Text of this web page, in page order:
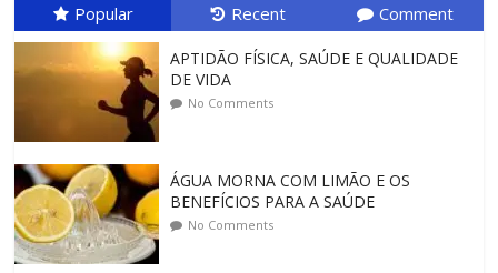
Popular Recent Comment
APTIDÃO FÍSICA, SAÚDE E QUALIDADE
DE VIDA
No Comments
ÁGUA MORNA COM LIMÃO E OS
BENEFÍCIOS PARA A SAÚDE
No Comments